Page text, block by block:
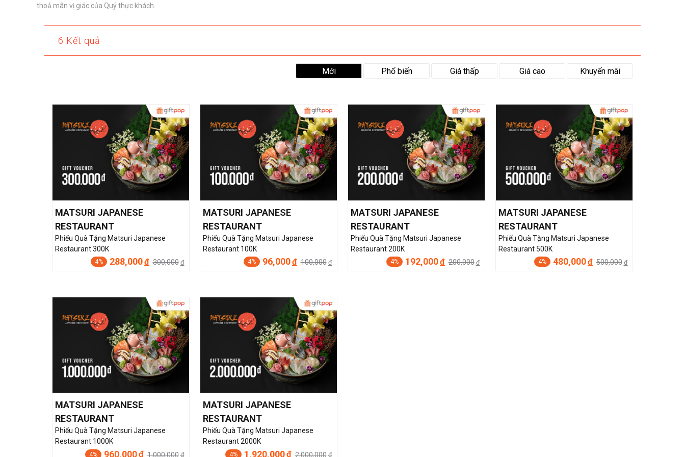
thoả mãn vị giác của Quý thực khách.
6 Kết quả
Mới Phổ biến Giá thấp Giá cao Khuyến mãi
MATSURI JAPANESE
RESTAURANT
Phiếu Quà Tặng Matsuri Japanese
Restaurant 300K
4% 288,000đ 300,000 đ
MATSURI JAPANESE
RESTAURANT
Phiếu Quà Tặng Matsuri Japanese
Restaurant 100K
4% 96,000đ 100,000 đ
MATSURI JAPANESE
RESTAURANT
Phiếu Quà Tặng Matsuri Japanese
Restaurant 200K
4% 192,000đ 200,000 đ
MATSURI JAPANESE
RESTAURANT
Phiếu Quà Tặng Matsuri Japanese
Restaurant 500K
4% 480,000đ 500,000 đ
MATSURI JAPANESE
RESTAURANT
Phiếu Quà Tặng Matsuri Japanese
Restaurant 1000K
4% 960,000đ 1,000,000 đ
MATSURI JAPANESE
RESTAURANT
Phiếu Quà Tặng Matsuri Japanese
Restaurant 2000K
4% 1,920,000đ 2,000,000 đ